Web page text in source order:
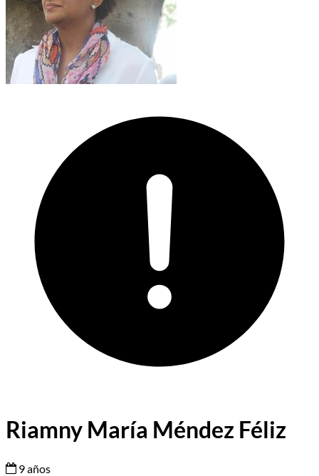
Riamny María Méndez Féliz
9 años